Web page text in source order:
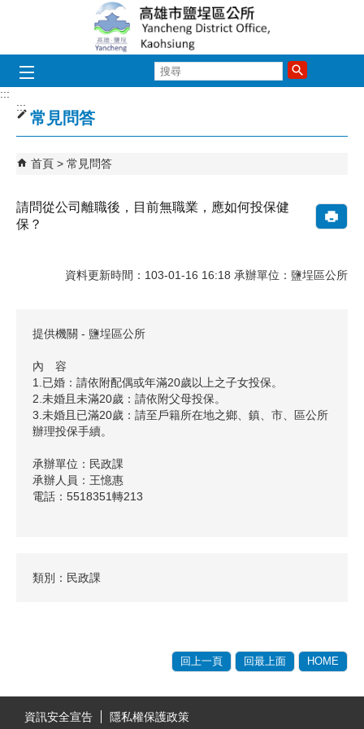
跳到主要內容區塊
尋
:::
:::
常見問答
首頁 常見問答
請問從公司離職後，目前無職業，應如何投保健
保？
資料更新時間：103-01-16 16:18 承辦單位：鹽埕區公所
提供機關 - 鹽埕區公所
內 容
1.已婚：請依附配偶或年滿20歲以上之子女投保。
2.未婚且未滿20歲：請依附父母投保。
3.未婚且已滿20歲：請至戶籍所在地之鄉、鎮、市、區公所
辦理投保手續。
承辦單位：民政課
承辦人員：王憶惠
電話：5518351轉213
類別：民政課
回上一頁 回最上面 HOME
資訊安全宣告
隱私權保護政策